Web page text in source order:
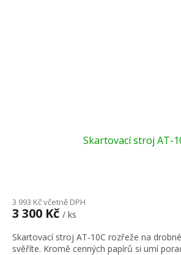
Skartovací stroj AT-
3 993 Kč včetně DPH
3 300 Kč / ks
Skartovací stroj AT-10C rozřeže na
svěříte. Kromě cenných papírů si umí